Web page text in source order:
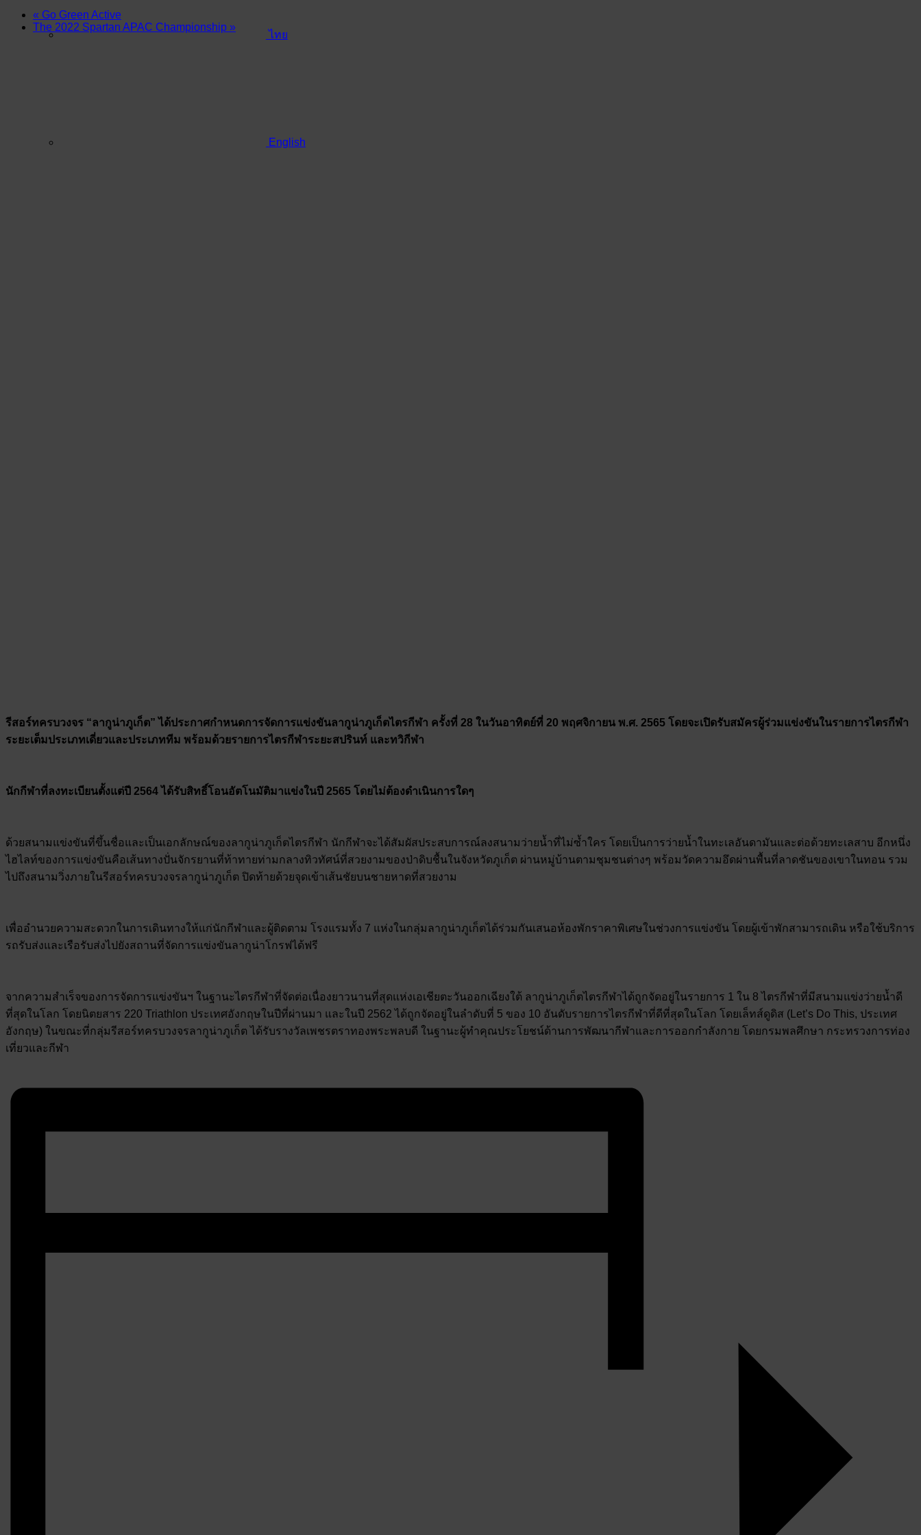
ไทย
English
« Go Green Active
The 2022 Spartan APAC Championship »
รีสอร์ทครบวงจร “ลากูน่าภูเก็ต” ได้ประกาศกำหนดการจัดการแข่งขันลากูน่าภูเก็ตไตรกีฬา ครั้งที่ 28 ในวันอาทิตย์ที่ 20 พฤศจิกายน พ.ศ. 2565 โดยจะเปิดรับสมัครผู้ร่วมแข่งขันในรายการไตรกีฬา
ระยะเต็มประเภทเดี่ยวและประเภททีม พร้อมด้วยรายการไตรกีฬาระยะสปรินท์ และทวิกีฬา
นักกีฬาที่ลงทะเบียนตั้งแต่ปี 2564 ได้รับสิทธิ์โอนอัตโนมัติมาแข่งในปี 2565 โดยไม่ต้องดำเนินการใดๆ
ด้วยสนามแข่งขันที่ขึ้นชื่อและเป็นเอกลักษณ์ของลากูน่าภูเก็ตไตรกีฬา นักกีฬาจะได้สัมผัสประสบการณ์ลงสนามว่ายน้ำที่ไม่ซ้ำใคร โดยเป็นการว่ายน้ำในทะเลอันดามันและต่อด้วยทะเลสาบ อีกหนึ่ง
ไฮไลท์ของการแข่งขันคือเส้นทางปั่นจักรยานที่ท้าทายท่ามกลางทิวทัศน์ที่สวยงามของป่าดิบชื้นในจังหวัดภูเก็ต ผ่านหมู่บ้านตามชุมชนต่างๆ พร้อมวัดความอึดผ่านพื้นที่ลาดชันของเขาในทอน รวม
ไปถึงสนามวิ่งภายในรีสอร์ทครบวงจรลากูน่าภูเก็ต ปิดท้ายด้วยจุดเข้าเส้นชัยบนชายหาดที่สวยงาม
เพื่ออำนวยความสะดวกในการเดินทางให้แก่นักกีฬาและผู้ติดตาม โรงแรมทั้ง 7 แห่งในกลุ่มลากูน่าภูเก็ตได้ร่วมกันเสนอห้องพักราคาพิเศษในช่วงการแข่งขัน โดยผู้เข้าพักสามารถเดิน หรือใช้บริการ
รถรับส่งและเรือรับส่งไปยังสถานที่จัดการแข่งขันลากูน่าโกรฟได้ฟรี
จากความสำเร็จของการจัดการแข่งขันฯ ในฐานะไตรกีฬาที่จัดต่อเนื่องยาวนานที่สุดแห่งเอเชียตะวันออกเฉียงใต้ ลากูน่าภูเก็ตไตรกีฬาได้ถูกจัดอยู่ในรายการ 1 ใน 8 ไตรกีฬาที่มีสนามแข่งว่ายน้ำดี
ที่สุดในโลก โดยนิตยสาร 220 Triathlon ประเทศอังกฤษในปีที่ผ่านมา และในปี 2562 ได้ถูกจัดอยู่ในลำดับที่ 5 ของ 10 อันดับรายการไตรกีฬาที่ดีที่สุดในโลก โดยเล็ทส์ดูดิส (Let’s Do This, ประเทศ
อังกฤษ) ในขณะที่กลุ่มรีสอร์ทครบวงจรลากูน่าภูเก็ต ได้รับรางวัลเพชรตราทองพระพลบดี ในฐานะผู้ทำคุณประโยชน์ด้านการพัฒนากีฬาและการออกกำลังกาย โดยกรมพลศึกษา กระทรวงการท่อง
เที่ยวและกีฬา